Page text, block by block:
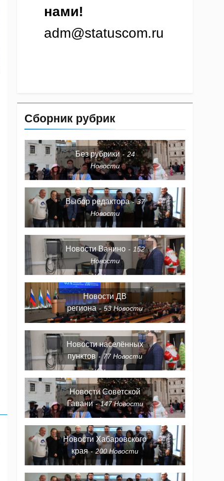
нами!
adm@statuscom.ru
Сборник рубрик
Без рубрики
24
Новости
Выбор редактора
37
Новости
Новости Ванино
152
Новости
Новости ДВ
региона
53Новости
Новости населённых
пунктов
77Новости
Новости Советской
Гавани
147Новости
Новости Хабаровского
края
200Новости